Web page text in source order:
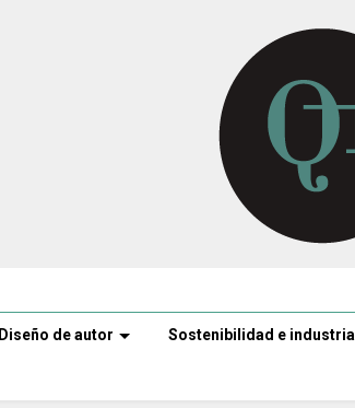
Diseño de autor Sostenibilidad e industria